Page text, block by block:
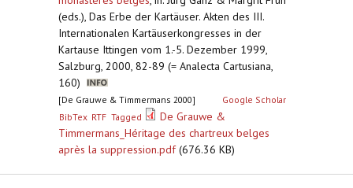
(eds.), Das Erbe der Kartäuser. Akten des III.
Internationalen Kartäuserkongresses in der
Kartause Ittingen vom 1.-5. Dezember 1999,
Salzburg, 2000, 82-89 (= Analecta Cartusiana,
160)
[De Grauwe & Timmermans 2000]
Google Scholar
BibTex RTF Tagged
De Grauwe &
Timmermans_Héritage des chartreux belges
après la suppression.pdf(676.36 KB)